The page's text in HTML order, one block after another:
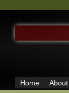
SEARCH
FOR:
Home